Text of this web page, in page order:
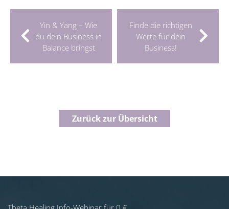
Yin & Yang – Wie
du dein Business in
Balance bringst
Finde die richtigen
Werte für dein
Business!
Zurück zur Übersicht